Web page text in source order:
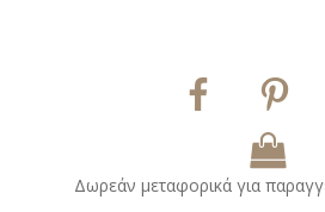
Δωρεάν μεταφορικά για